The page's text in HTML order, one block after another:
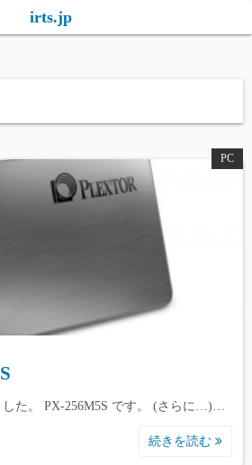
irts.jp
PC
した。 PX-256M5S です。 (さらに…)…
続きを読む